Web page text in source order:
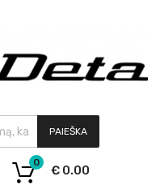
PAIEŠKA
€ 0.00
0